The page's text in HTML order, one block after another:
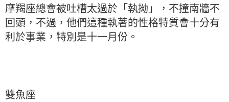
摩羯座總會被吐槽太過於「執拗」，不撞南牆不
回頭，不過，他們這種執著的性格特質會十分有
利於事業，特別是十一月份。
雙魚座